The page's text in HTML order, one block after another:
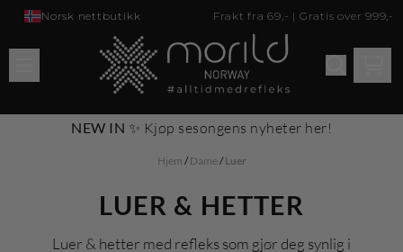
Hopp til innhold
Norsk nettbutikk Frakt fra 69,- | Gratis over 999,-
NEW IN ✨ Kjøp sesongens nyheter her!
Hjem /Dame/Luer
LUER & HETTER
Luer & hetter med refleks som gjør deg synlig i